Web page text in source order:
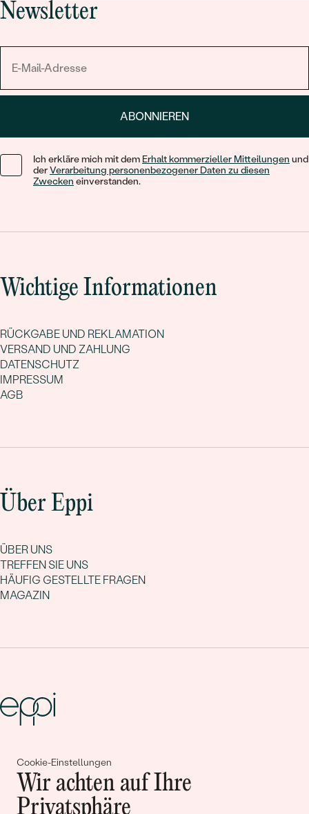
Cookie-Einstellungen
Wir achten auf Ihre
Privatsphäre
Newsletter
ABONNIEREN
Ich erkläre mich mit dem Erhalt kommerzieller Mitteilungen und
derVerarbeitung personenbezogener Daten zu diesen
Zwecken einverstanden.
Wichtige Informationen
RÜCKGABE UND REKLAMATION
VERSAND UND ZAHLUNG
DATENSCHUTZ
IMPRESSUM
AGB
Über Eppi
ÜBER UNS
TREFFEN SIE UNS
HÄUFIG GESTELLTE FRAGEN
MAGAZIN
Gemeinsam erschaffen wir
Geschichten von Schönheit und
Liebe